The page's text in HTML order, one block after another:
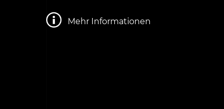
Mehr Informationen